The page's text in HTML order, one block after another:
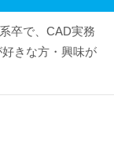
卒で、CAD実務
きな方・興味が